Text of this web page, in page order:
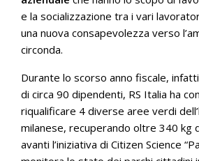
e la socializzazione tra i vari
una nuova consapevolezza verso
circonda.
Durante lo scorso anno fiscale,
di circa 90 dipendenti, RS Italia ha
riqualificare 4 diverse aree verdi
milanese, recuperando oltre 340 kg
avanti l’iniziativa di Citizen Science